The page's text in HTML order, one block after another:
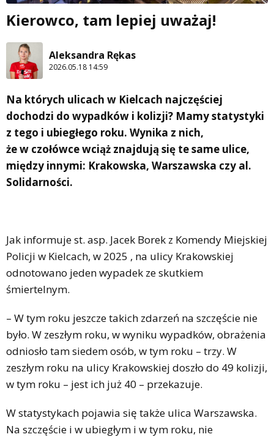
Kierowco, tam lepiej uważaj!
Aleksandra Rękas
2026.05.18 14:59
Na których ulicach w Kielcach najczęściej
dochodzi do wypadków i kolizji? Mamy statystyki
z tego i ubiegłego roku. Wynika z nich,
że w czołówce wciąż znajdują się te same ulice,
między innymi: Krakowska, Warszawska czy al.
Solidarności.
Jak informuje st. asp. Jacek Borek z Komendy Miejskiej
Policji w Kielcach, w 2025 , na ulicy Krakowskiej
odnotowano jeden wypadek ze skutkiem
śmiertelnym.
– W tym roku jeszcze takich zdarzeń na szczęście nie
było. W zeszłym roku, w wyniku wypadków, obrażenia
odniosło tam siedem osób, w tym roku – trzy. W
zeszłym roku na ulicy Krakowskiej doszło do 49 kolizji,
w tym roku – jest ich już 40 – przekazuje.
W statystykach pojawia się także ulica Warszawska.
Na szczęście i w ubiegłym i w tym roku, nie